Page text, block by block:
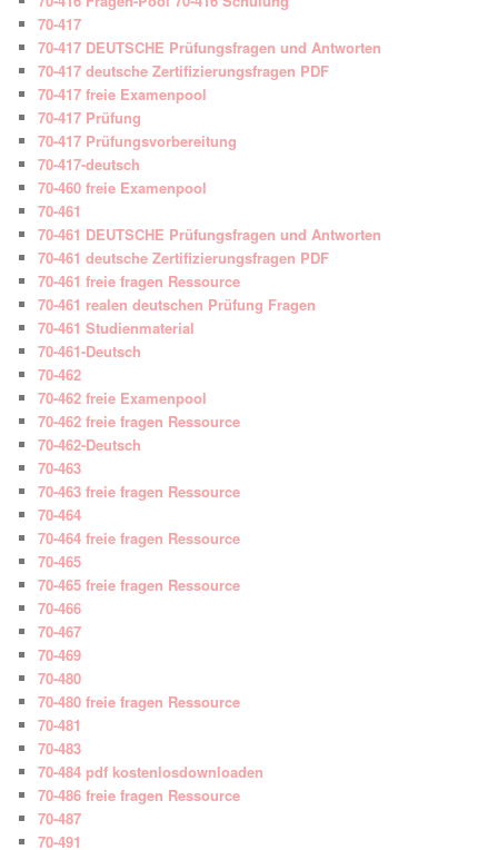
70-417
70-417 DEUTSCHE Prüfungsfragen und Antworten
70-417 deutsche Zertifizierungsfragen PDF
70-417 freie Examenpool
70-417 Prüfung
70-417 Prüfungsvorbereitung
70-417-deutsch
70-460 freie Examenpool
70-461
70-461 DEUTSCHE Prüfungsfragen und Antworten
70-461 deutsche Zertifizierungsfragen PDF
70-461 freie fragen Ressource
70-461 realen deutschen Prüfung Fragen
70-461 Studienmaterial
70-461-Deutsch
70-462
70-462 freie Examenpool
70-462 freie fragen Ressource
70-462-Deutsch
70-463
70-463 freie fragen Ressource
70-464
70-464 freie fragen Ressource
70-465
70-465 freie fragen Ressource
70-466
70-467
70-469
70-480
70-480 freie fragen Ressource
70-481
70-483
70-484 pdf kostenlosdownloaden
70-486 freie fragen Ressource
70-487
70-491